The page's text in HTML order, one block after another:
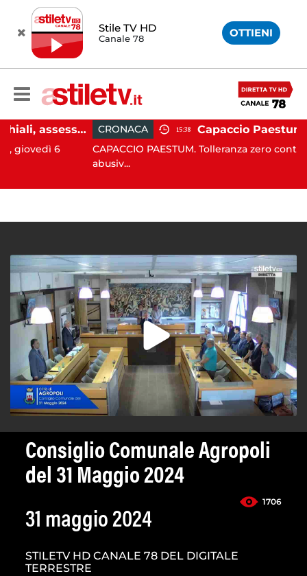
Stile TV HD
Canale 78 OTTIENI
Emergenza cinghiali, assessora Serluca: “Al via il Tavolo tecnico permanente della Regione Campania”
6
CRONACA 15:38
CAPACCIO PAESTUM. Tolleranza zero contro
abusiv...
Consiglio Comunale Agropoli
del 31 Maggio 2024
1706
31 maggio 2024
STILETV HD CANALE 78 DEL DIGITALE
TERRESTRE